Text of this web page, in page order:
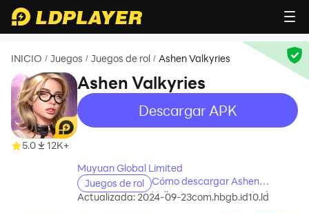
INICIO / Juegos / Juegos de rol / Ashen Valkyries
5.0 12K+
Ashen Valkyries
recommend
Descargar APK
recommend
Muyuan Global Limited
Juegos de rol
Cómo descargar Ashen
Valkyries en tu computadora
Actualizada: 2024-09-23com.hbgb.id10.ld